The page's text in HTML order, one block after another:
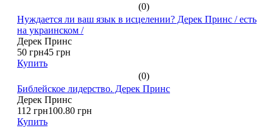
(0)
Нуждается ли ваш язык в исцелении? Дерек Принс / есть
на украинском /
Дерек Принс
50 грн45 грн
Купить
(0)
Библейское лидерство. Дерек Принс
Дерек Принс
112 грн100.80 грн
Купить